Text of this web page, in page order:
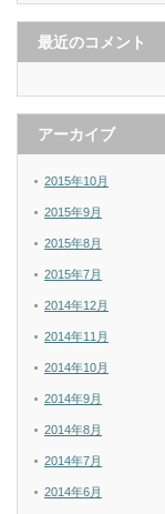
最近のコメント
アーカイブ
2015年10月
2015年9月
2015年8月
2015年7月
2014年12月
2014年11月
2014年10月
2014年9月
2014年8月
2014年7月
2014年6月